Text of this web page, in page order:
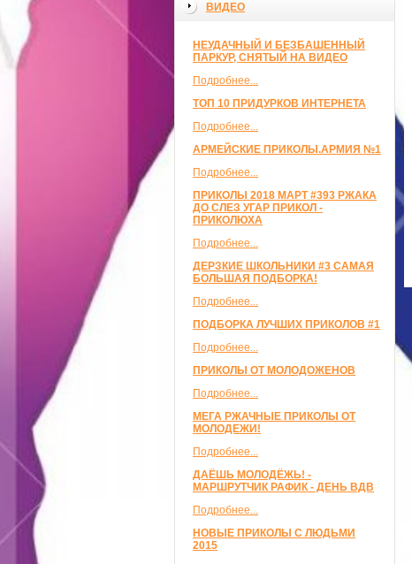
ВИДЕО
НЕУДАЧНЫЙ И БЕЗБАШЕННЫЙ
ПАРКУР, СНЯТЫЙ НА ВИДЕО
Подробнее...
ТОП 10 ПРИДУРКОВ ИНТЕРНЕТА
Подробнее...
АРМЕЙСКИЕ ПРИКОЛЫ.АРМИЯ №1
Подробнее...
ПРИКОЛЫ 2018 МАРТ #393 РЖАКА
ДО СЛЕЗ УГАР ПРИКОЛ -
ПРИКОЛЮХА
Подробнее...
ДЕРЗКИЕ ШКОЛЬНИКИ #3 САМАЯ
БОЛЬШАЯ ПОДБОРКА!
Подробнее...
ПОДБОРКА ЛУЧШИХ ПРИКОЛОВ #1
Подробнее...
ПРИКОЛЫ ОТ МОЛОДОЖЕНОВ
Подробнее...
МЕГА РЖАЧНЫЕ ПРИКОЛЫ ОТ
МОЛОДЕЖИ!
Подробнее...
ДАЁШЬ МОЛОДЁЖЬ! -
МАРШРУТЧИК РАФИК - ДЕНЬ ВДВ
Подробнее...
НОВЫЕ ПРИКОЛЫ С ЛЮДЬМИ
2015